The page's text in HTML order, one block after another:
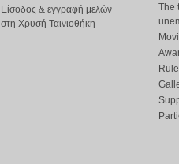
Είσοδος & εγγραφή μελών
στη Χρυσή Ταινιοθήκη
The